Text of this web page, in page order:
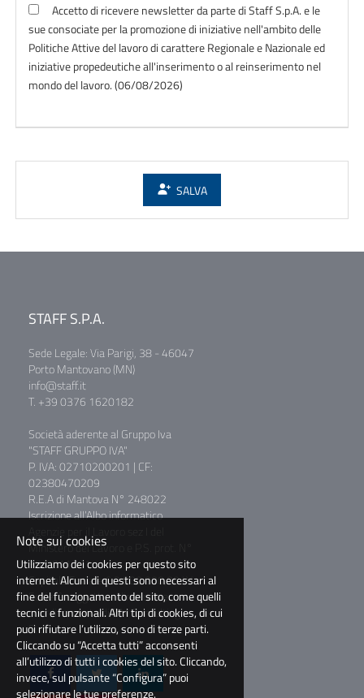
Accetto di ricevere newsletter da parte di Staff S.p.A. e le
sue consociate per la promozione di iniziative nell'ambito delle
Politiche Attive del lavoro di carattere Regionale e Nazionale ed
iniziative propedeutiche all'inserimento o al reinserimento nel
mondo del lavoro. (06/08/2026)
SALVA
STAFF S.P.A.
Sede Legale: Via Parigi, 38 - 46047
Porto Mantovano (MN)
info@staff.it
T. +39 0376 1620182
Società aderente al Gruppo Iva
"STAFF GRUPPO IVA"
P. IVA: 02710200201 | CF:
02380470209
R.E.A di Mantova N° 248022
Iscrizione all’Albo informatico
Ministero del Lavoro e P.S. prot. N°
39/0011781
Capitale Sociale € 2.000.000,00 I.V.
Società soggetta a direzione e
coordinamento di BM Consulting
S.r.l.
Note sui cookies
Utilizziamo dei cookies per questo sito
internet. Alcuni di questi sono necessari al
fine del funzionamento del sito, come quelli
tecnici e funzionali. Altri tipi di cookies, di cui
puoi rifiutare l’utilizzo, sono di terze parti.
Cliccando su “Accetta tutti” acconsenti
all’utilizzo di tutti i cookies del sito. Cliccando,
invece, sul pulsante “Configura” puoi
selezionare le tue preferenze.